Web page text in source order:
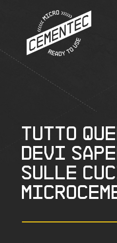
Tutto
devi
sulle